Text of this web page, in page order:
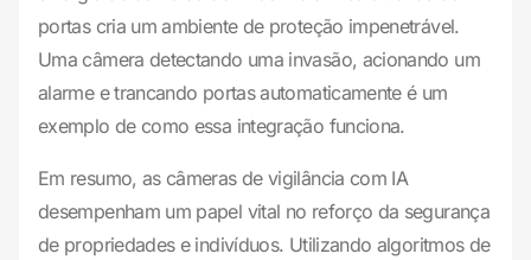
portas cria um ambiente de proteção impenetrável.
Uma câmera detectando uma invasão, acionando um
alarme e trancando portas automaticamente é um
exemplo de como essa integração funciona.
Em resumo, as câmeras de vigilância com IA
desempenham um papel vital no reforço da segurança
de propriedades e indivíduos. Utilizando algoritmos de